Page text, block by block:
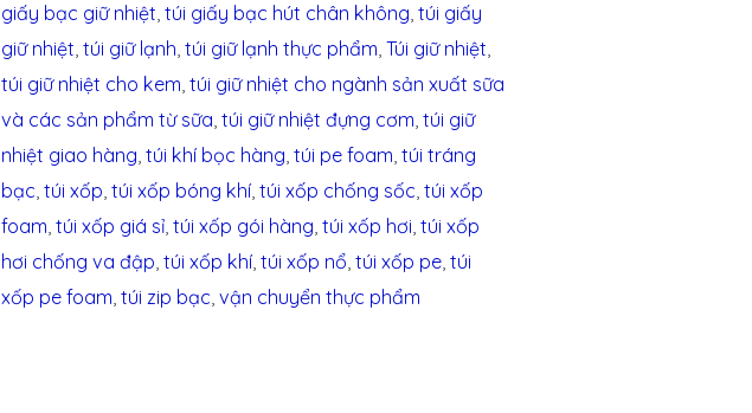
giấy bạc giữ nhiệt,túi giấy bạc hút chân không,túi giấy
giữ nhiệt,túi giữ lạnh,túi giữ lạnh thực phẩm,Túi giữ nhiệt,
túi giữ nhiệt cho kem,túi giữ nhiệt cho ngành sản xuất sữa
và các sản phẩm từ sữa,túi giữ nhiệt đựng cơm,túi giữ
nhiệt giao hàng,túi khí bọc hàng,túi pe foam,túi tráng
bạc,túi xốp,túi xốp bóng khí,túi xốp chống sốc,túi xốp
foam,túi xốp giá sỉ,túi xốp gói hàng,túi xốp hơi,túi xốp
hơi chống va đập,túi xốp khí,túi xốp nổ,túi xốp pe,túi
xốp pe foam,túi zip bạc,vận chuyển thực phẩm